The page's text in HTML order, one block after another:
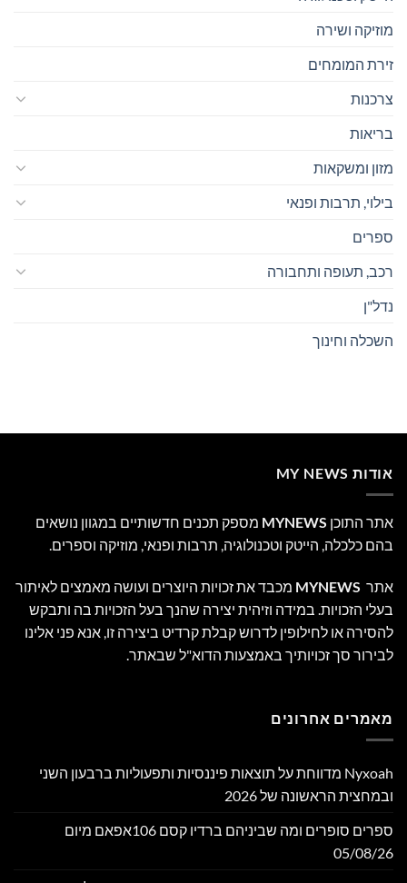
מוזיקה ושירה
זירת המומחים
צרכנות
בריאות
מזון ומשקאות
בילוי, תרבות ופנאי
ספרים
רכב, תעופה ותחבורה
נדל"ן
השכלה וחינוך
אודות MY NEWS
אתר התוכן MYNEWS מספק תכנים חדשותיים במגוון נושאים
בהם כלכלה, הייטק וטכנולוגיה, תרבות ופנאי, מוזיקה וספרים.
אתר MYNEWS מכבד את זכויות היוצרים ועושה מאמצים לאיתור
בעלי הזכויות. במידה וזיהית יצירה שהנך בעל הזכויות בה ותבקש
להסירה או לחילופין לדרוש קבלת קרדיט ביצירה זו, אנא פני אלינו
לבירור סך זכויותיך באמצעות הדוא"ל שבאתר.
מאמרים אחרונים
Nyxoah מדווחת על תוצאות פיננסיות ותפעוליות ברבעון השני
ובמחצית הראשונה של 2026
ספרים סופרים ומה שביניהם ברדיו קסם 106אפאם מיום
05/08/26